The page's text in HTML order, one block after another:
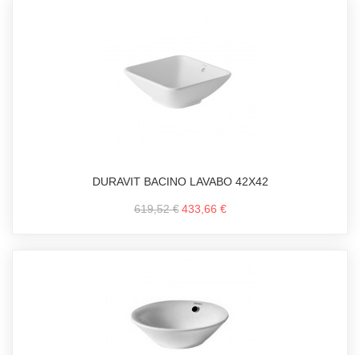
DURAVIT BACINO LAVABO 42X42
619,52 € 433,66 €